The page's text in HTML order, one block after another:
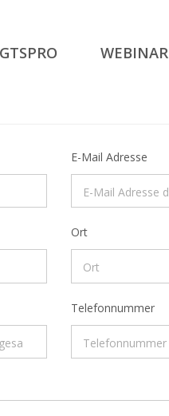
GTSPRO WEBINAR
E-Mail Adresse
Ort
Telefonnummer